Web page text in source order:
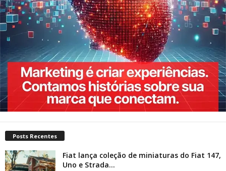
Posts Recentes
Fiat lança coleção de miniaturas do Fiat 147,
Uno e Strada...